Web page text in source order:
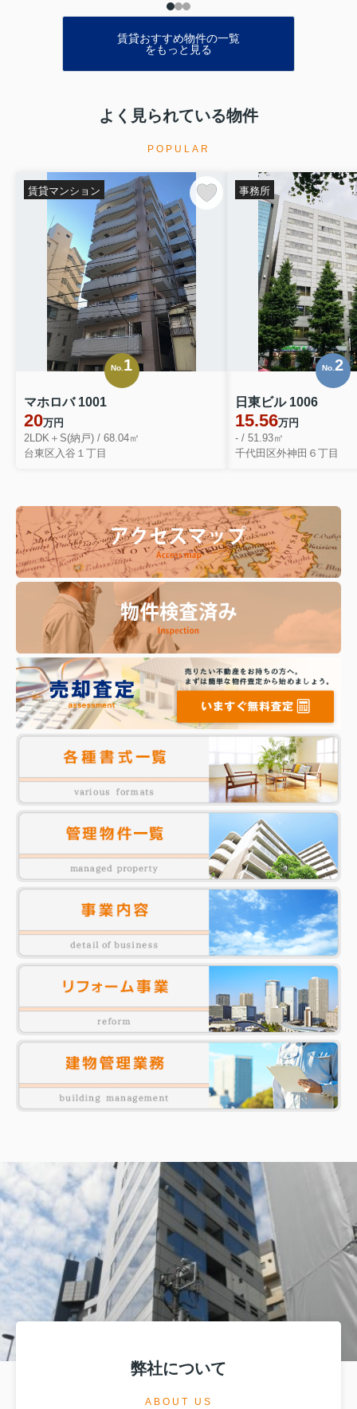
賃貸おすすめ物件の一覧
をもっと見る
よく見られている物件
POPULAR
No.1
マホロバ 1001
20万円
2LDK＋S(納戸) / 68.04㎡
台東区入谷１丁目
賃貸マンション
No.2
日東ビル 1006
15.56万円
- / 51.93㎡
千代田区外神田６丁目
事務所
弊社について
ABOUT US